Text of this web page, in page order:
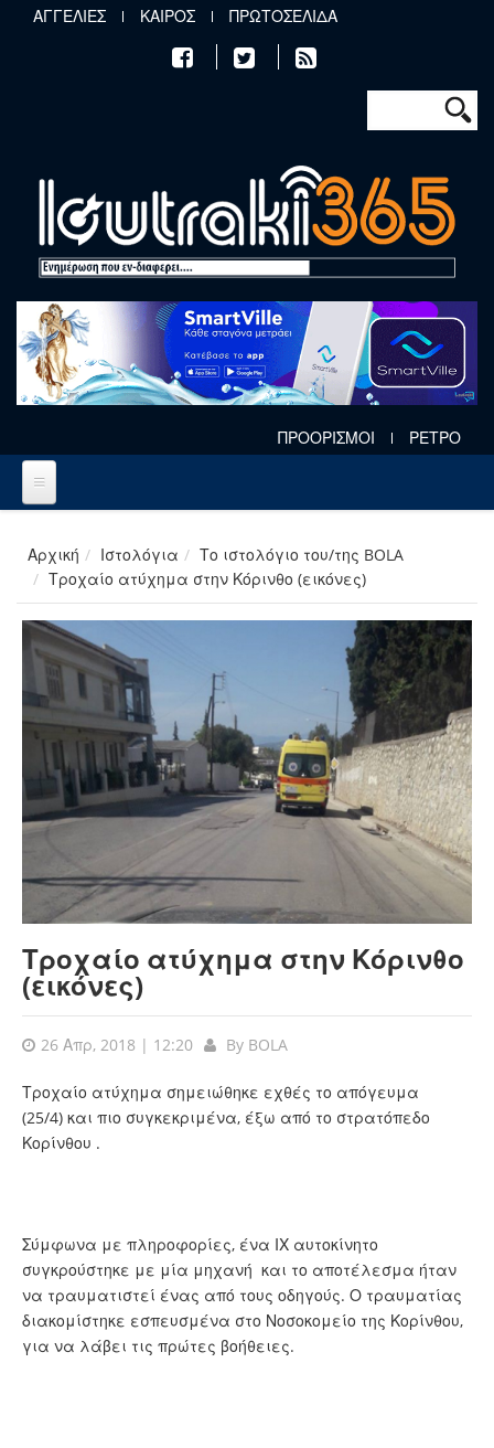
Παράκαμψη προς το κυρίως περιεχόμενο
ΑΓΓΕΛΙΕΣ ΚΑΙΡΟΣ ΠΡΩΤΟΣΕΛΙΔΑ
Φόρμα
Αναζήτηση
ΠΡΟΟΡΙΣΜΟΙ ΡΕΤΡΟ
Αρχική Ιστολόγια
Το ιστολόγιο του/της BOLA
Τροχαίο ατύχημα στην Κόρινθο (εικόνες)
Τροχαίο ατύχημα στην Κόρινθο
(εικόνες)
26 Απρ, 2018 | 12:20 By BOLA
Τροχαίο ατύχημα σημειώθηκε εχθές το απόγευμα
(25/4) και πιο συγκεκριμένα, έξω από το στρατόπεδο
Κορίνθου .
Σύμφωνα με πληροφορίες, ένα ΙΧ αυτοκίνητο
συγκρούστηκε με μία μηχανή και το αποτέλεσμα ήταν
να τραυματιστεί ένας από τους οδηγούς. Ο τραυματίας
διακομίστηκε εσπευσμένα στο Νοσοκομείο της Κορίνθου,
για να λάβει τις πρώτες βοήθειες.